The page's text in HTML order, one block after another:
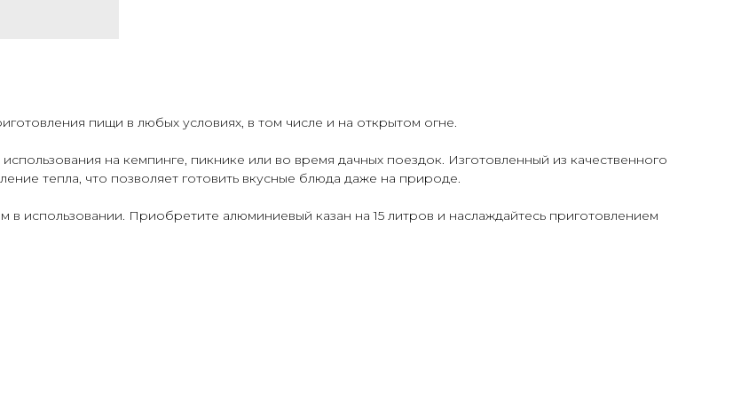
пищи в любых условиях, в том числе и на открытом огне.
на кемпинге, пикнике или во время дачных поездок. Изготовленный из качественного
тепла, что позволяет готовить вкусные блюда даже на природе.
использовании. Приобретите алюминиевый казан на 15 литров и наслаждайтесь приготовлением